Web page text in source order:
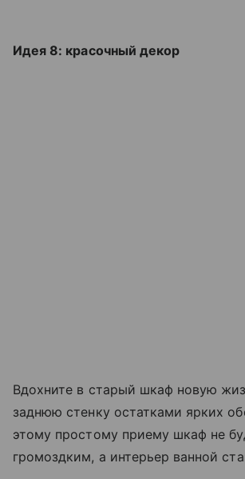
Идея 8: красочный декор
Вдохните в старый шкаф новую
заднюю стенку остатками ярких
этому простому приему шкаф не
громоздким, а интерьер ванной